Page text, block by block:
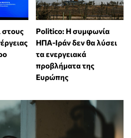
στους
Politico: Η συμφωνία
ΗΠΑ-Ιράν δεν θα λύσει
τα ενεργειακά
προβλήματα της
Ευρώπης